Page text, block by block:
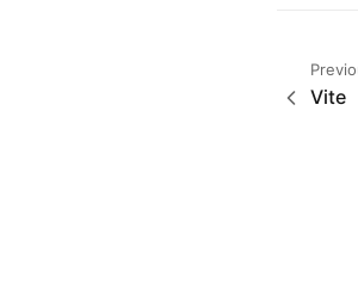
Vite